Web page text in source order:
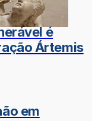
é
Ártemis
em